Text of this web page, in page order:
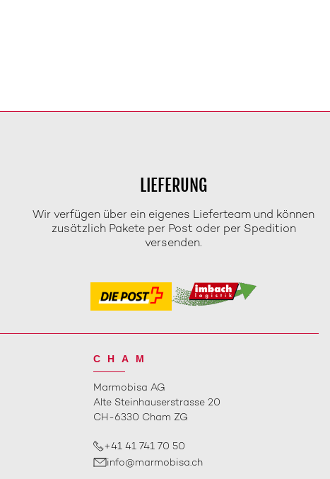
LIEFERUNG
Wir verfügen über ein eigenes Lieferteam und können
zusätzlich Pakete per Post oder per Spedition
versenden.
CHAM
Marmobisa AG
Alte Steinhauserstrasse 20
CH-6330 Cham ZG
+41 41 741 70 50
info@marmobisa.ch